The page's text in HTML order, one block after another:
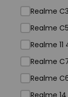
Realme
Realme
Realme 11
Realme
Realme
Realme